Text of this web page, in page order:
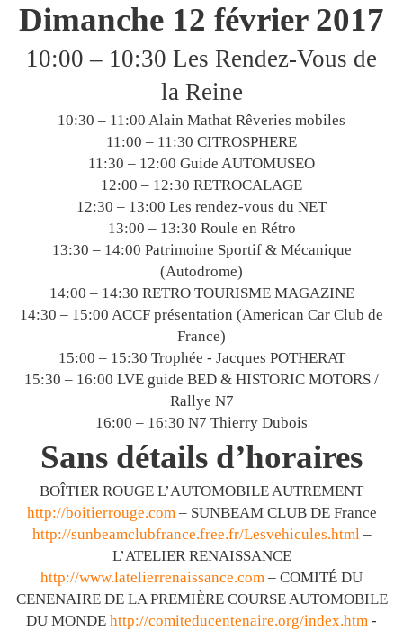
Dimanche 12 février 2017
10:00 – 10:30 Les Rendez-Vous de
la Reine
10:30 – 11:00 Alain Mathat Rêveries mobiles
11:00 – 11:30 CITROSPHERE
11:30 – 12:00 Guide AUTOMUSEO
12:00 – 12:30 RETROCALAGE
12:30 – 13:00 Les rendez-vous du NET
13:00 – 13:30 Roule en Rétro
13:30 – 14:00 Patrimoine Sportif & Mécanique
(Autodrome)
14:00 – 14:30 RETRO TOURISME MAGAZINE
14:30 – 15:00 ACCF présentation (American Car Club de
France)
15:00 – 15:30 Trophée - Jacques POTHERAT
15:30 – 16:00 LVE guide BED & HISTORIC MOTORS /
Rallye N7
16:00 – 16:30 N7 Thierry Dubois
Sans détails d’horaires
BOÎTIER ROUGE L’AUTOMOBILE AUTREMENT
http://boitierrouge.com– SUNBEAM CLUB DE France
http://sunbeamclubfrance.free.fr/Lesvehicules.html–
L’ATELIER RENAISSANCE
http://www.latelierrenaissance.com – COMITÉ DU
CENENAIRE DE LA PREMIÈRE COURSE AUTOMOBILE
DU MONDE http://comiteducentenaire.org/index.htm -